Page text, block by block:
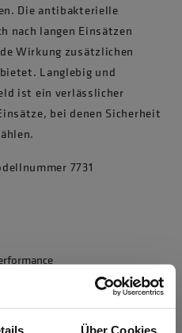
Über Cookies
Die antibakterielle
nach langen Einsätzen
Wirkung zusätzlichen
Langlebig und
ist ein verlässlicher
bei denen Sicherheit
7731
(EN 20471)